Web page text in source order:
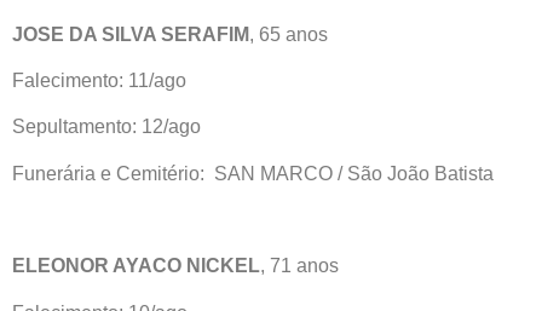
JOSE DA SILVA SERAFIM, 65 anos
Falecimento: 11/ago
Sepultamento: 12/ago
Funerária e Cemitério: SAN MARCO / São João Batista
ELEONOR AYACO NICKEL, 71 anos